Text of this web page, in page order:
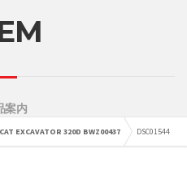
案内
EXCAVATOR 320D BWZ00437 DSC01544